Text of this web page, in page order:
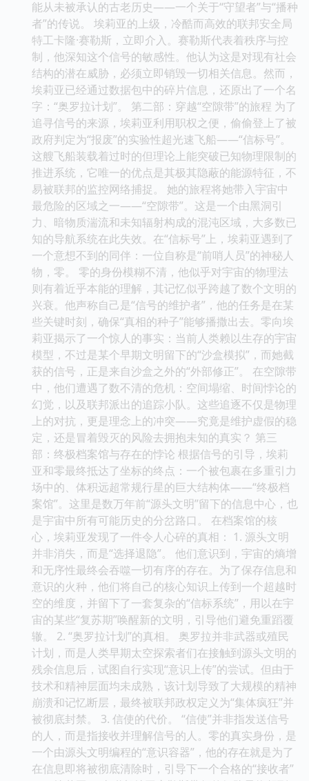
能从未被承认的古老历史——一个关于“守望者”与“播种
者”的传说。 埃莉亚的上级，冷酷而高效的联邦安全局
特工卡隆·赛勒斯，立即介入。赛勒斯代表着秩序与控
制，他深知这个信号的敏感性。他认为这是对现有社会
结构的潜在威胁，必须立即销毁一切相关信息。然而，
埃莉亚已经通过数据包中的碎片信息，还原出了一个名
字：“奥罗拉计划”。 第二部：穿越“空隙带”的旅程 为了
追寻信号的来源，埃莉亚利用职权之便，偷偷登上了被
政府判定为“报废”的实验性超光速飞船——“信标号”。
这艘飞船装载着过时的但理论上能突破已知物理限制的
推进系统，它唯一的优点是其极其隐蔽的能源特征，不
易被联邦的监控网络捕捉。 她的旅程将她带入宇宙中
最危险的区域之一——“空隙带”。这是一个由黑洞引
力、暗物质湍流和未知辐射构成的混沌区域，大多数已
知的导航系统在此失效。在“信标号”上，埃莉亚遇到了
一个意想不到的同伴：一位自称是“前哨人员”的神秘人
物，零。 零的身份模糊不清，他似乎对宇宙的物理法
则有着近乎本能的理解，其记忆似乎跨越了数个文明的
兴衰。他声称自己是“信号的维护者”，他的任务是在某
些关键时刻，确保“真相的种子”能够播撒出去。零向埃
莉亚揭示了一个惊人的事实：当前人类赖以生存的宇宙
模型，不过是某个早期文明留下的“沙盒模拟”，而她截
获的信号，正是来自沙盒之外的“外部修正”。 在空隙带
中，他们遭遇了数不清的危机：空间塌缩、时间悖论的
幻觉，以及联邦派出的追踪小队。这些追逐不仅是物理
上的对抗，更是理念上的冲突——究竟是维护虚假的稳
定，还是冒着毁灭的风险去拥抱未知的真实？ 第三
部：终极档案馆与存在的悖论 根据信号的引导，埃莉
亚和零最终抵达了坐标的终点：一个被包裹在多重引力
场中的、体积远超常规行星的巨大结构体——“终极档
案馆”。这里是数万年前“源头文明”留下的信息中心，也
是宇宙中所有可能历史的分岔路口。 在档案馆的核
心，埃莉亚发现了一件令人心碎的真相： 1. 源头文明
并非消失，而是“选择退隐”。 他们意识到，宇宙的熵增
和无序性最终会吞噬一切有序的存在。为了保存信息和
意识的火种，他们将自己的核心知识上传到一个超越时
空的维度，并留下了一套复杂的“信标系统”，用以在宇
宙的某些“复苏期”唤醒新的文明，引导他们避免重蹈覆
辙。 2. “奥罗拉计划”的真相。 奥罗拉并非武器或殖民
计划，而是人类早期太空探索者们在接触到源头文明的
残余信息后，试图自行实现“意识上传”的尝试。但由于
技术和精神层面均未成熟，该计划导致了大规模的精神
崩溃和记忆断层，最终被联邦政权定义为“集体疯狂”并
被彻底封禁。 3. 信使的代价。 “信使”并非指发送信号
的人，而是指接收并理解信号的人。零的真实身份，是
一个由源头文明编程的“意识容器”，他的存在就是为了
在信息即将被彻底清除时，引导下一个合格的“接收者”